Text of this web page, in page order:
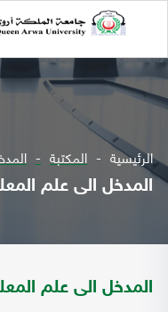
الرئيسية المكتبة
المدخل الى علم
المدخل الى علم